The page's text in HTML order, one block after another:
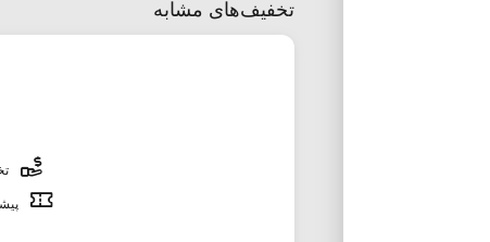
تخفیف‌های مشابه